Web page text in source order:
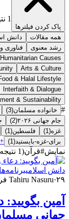
پاک کردن فیلترها
1
همه مقالات دانش
رشد معنوی
فناوری
Humanitarian Causes
Arts & Culture
& Halal Lifestyle
Interfaith & Dialogue
& Sustainability
# خانواده مسلمان(
3
)
جام جهانی ۲۰۲۶
(
2
)
غزه(
1
) فلسطین(
1
)
برای-غزه-بایستید(
1
)
+
نمایش#قرآن(
1 نتیجه
دانش اسلامی
Tahiru Nasuru·۲۹ فروردین ۱۴۰۵
آمین
جهانی